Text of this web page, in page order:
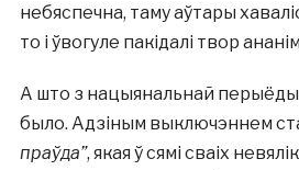
небяспечна, таму аўтары
то і ўвогуле пакідалі твор
А што з нацыянальнай
было. Адзіным выключэннем
праўда”, якая ў сямі сваіх